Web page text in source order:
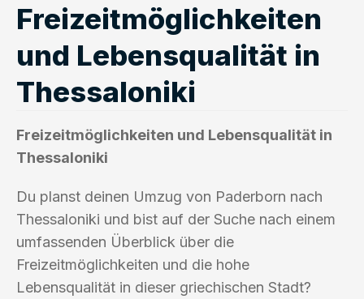
Freizeitmöglichkeiten
und Lebensqualität in
Thessaloniki
Freizeitmöglichkeiten und Lebensqualität in
Thessaloniki
Du planst deinen Umzug von Paderborn nach
Thessaloniki und bist auf der Suche nach einem
umfassenden Überblick über die
Freizeitmöglichkeiten und die hohe
Lebensqualität in dieser griechischen Stadt?